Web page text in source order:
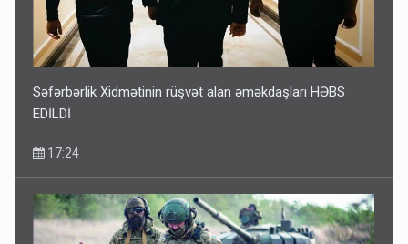
Geri çağırılan səfir Abel Məhərrəmovun oğludur - DOSYE
14:07
Səfərbərlik Xidmətinin rüşvət alan əməkdaşları HƏBS
EDİLDİ
17:24